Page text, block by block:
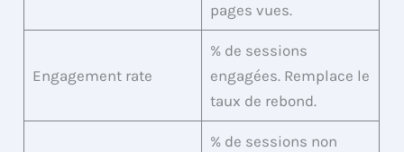
pages vues.
Engagement rate
% de sessions
engagées. Remplace le
taux de rebond.
% de sessions non